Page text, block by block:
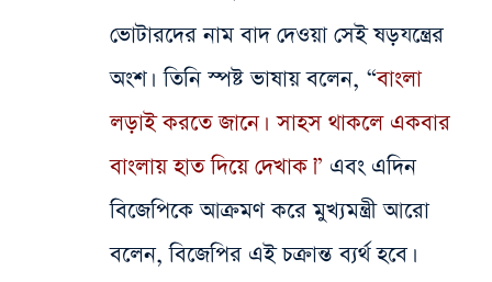
ভোটারদের নাম বাদ দেওয়া সেই ষড়যন্ত্রের
অংশ। তিনি স্পষ্ট ভাষায় বলেন, “বাংলা
লড়াই করতে জানে। সাহস থাকলে একবার
বাংলায় হাত দিয়ে দেখাক।” এবং এদিন
বিজেপিকে আক্রমণ করে মুখ্যমন্ত্রী আরো
বলেন, বিজেপির এই চক্রান্ত ব্যর্থ হবে।